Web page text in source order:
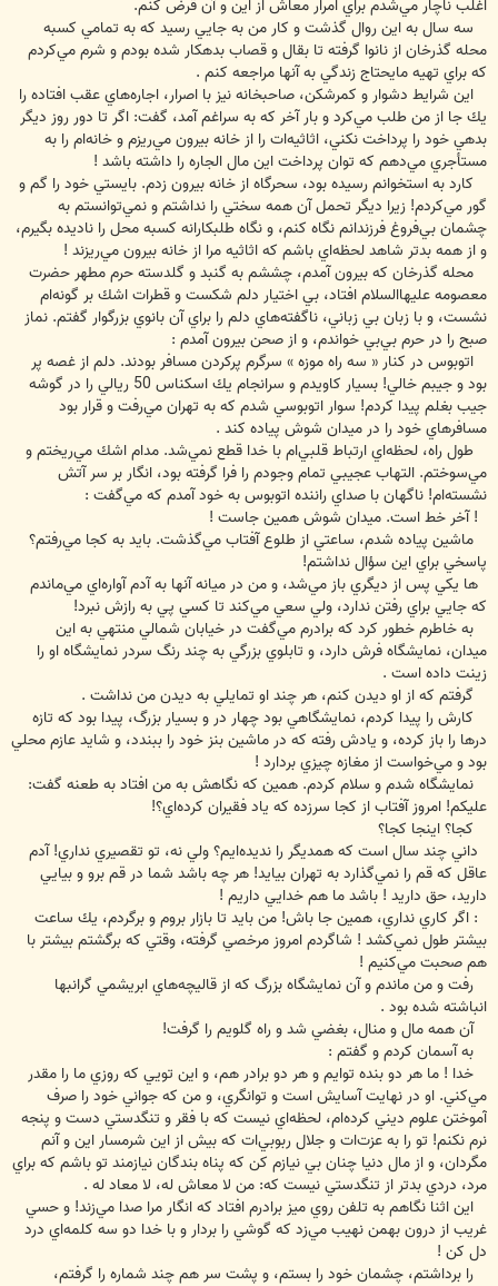
اغلب ناچار مي‌شدم براي امرار معاش از اين و آن قرض كنم.
سه سال به اين روال گذشت و كار من به جايي رسيد كه به تمامي كسبه
محله گذرخان از نانوا گرفته تا بقال و قصاب بدهكار شده بودم و شرم مي‌كردم
كه براي تهيه مايحتاج زندگي به آنها مراجعه كنم .
اين شرايط دشوار و كمرشكن، صاحبخانه نيز با اصرار، اجاره‌هاي عقب افتاده را
يك جا از من طلب مي‌كرد و بار آخر كه به سراغم آمد، گفت: اگر تا دور روز ديگر
بدهي خود را پرداخت نكني، اثاثيه‌ات را از خانه بيرون مي‌ريزم و خانه‌ام را به
مستأجري مي‌دهم كه توان پرداخت اين مال الجاره را داشته باشد !
كارد به استخوانم رسيده بود، سحرگاه از خانه بيرون زدم. بايستي خود را گم و
گور مي‌كردم! زيرا ديگر تحمل آن همه سختي را نداشتم و نمي‌توانستم به
چشمان بي‌فروغ فرزندانم نگاه كنم، و نگاه طلبكارانه كسبه محل را ناديده بگيرم،
و از همه بدتر شاهد لحظه‌اي باشم كه اثاثيه مرا از خانه بيرون مي‌ريزند !
محله گذرخان كه بيرون آمدم، چششم به گنبد و گلدسته حرم مطهر حضرت
معصومه عليها‌السلام افتاد، بي اختيار دلم شكست و قطرات اشك بر گونه‌ام
نشست، و با زبان بي زباني، ناگفته‌هاي دلم را براي آن بانوي بزرگوار گفتم. نماز
صبح را در حرم بي‌بي خواندم، و از صحن بيرون آمدم :
اتوبوس در كنار « سه راه موزه » سرگرم پركردن مسافر بودند. دلم از غصه پر
بود و جيبم خالي! بسيار كاويدم و سرانجام يك اسكناس 50 ريالي را در گوشه
جيب بغلم پيدا كردم! سوار اتوبوسي شدم كه به تهران مي‌رفت و قرار بود
مسافرهاي خود را در ميدان شوش پياده كند .
طول راه، لحظه‌اي ارتباط قلبي‌ام با خدا قطع نمي‌شد. مدام اشك مي‌ريختم و
مي‌سوختم. التهاب عجيبي تمام وجودم را فرا گرفته بود، انگار بر سر آتش
نشسته‌ام! ناگهان با صداي راننده اتوبوس به خود آمدم كه مي‌گفت :
! آخر خط است. ميدان شوش همين جاست !
ماشين پياده شدم، ساعتي از طلوع آفتاب مي‌گذشت. بايد به كجا مي‌رفتم؟
پاسخي براي اين سؤال نداشتم!
‌ها يكي پس از ديگري باز مي‌شد، و من در ميانه آنها به آدم آواره‌اي مي‌ماندم
كه جايي براي رفتن ندارد، ولي سعي مي‌كند تا كسي پي به رازش نبرد!
به خاطرم خطور كرد كه برادرم مي‌گفت در خيابان شمالي منتهي به اين
ميدان، نمايشگاه فرش دارد، و تابلوي بزرگي به چند رنگ سردر نمايشگاه او را
زينت داده است .
گرفتم كه از او ديدن كنم، هر چند او تمايلي به ديدن من نداشت .
كارش را پيدا كردم، نمايشگاهي بود چهار در و بسيار بزرگ، پيدا بود كه تازه
درها را باز كرده، و يادش رفته كه در ماشين بنز خود را ببندد، و شايد عازم محلي
بود و مي‌خواست از مغازه چيزي بردارد !
نمايشگاه شدم و سلام كردم. همين كه نگاهش به من افتاد به طعنه گفت:
عليكم! امروز آفتاب از كجا سرزده كه ياد فقيران كرده‌اي؟!
كجا؟ اينجا كجا؟
‌داني چند سال است كه همديگر را نديده‌ايم؟ ولي نه، تو تقصيري نداري! آدم
عاقل كه قم را نمي‌گذارد به تهران بيايد! هر چه باشد شما در قم برو و بيايي
داريد، حق داريد ! باشد ما هم خدايي داريم !
: اگر كاري نداري، همين جا باش! من بايد تا بازار بروم و برگردم، يك ساعت
بيشتر طول نمي‌كشد ! شاگردم امروز مرخصي گرفته، وقتي كه برگشتم بيشتر با
هم صحبت مي‌كنيم !
رفت و من ماندم و آن نمايشگاه بزرگ كه از قاليچه‌هاي ابريشمي گرانبها
انباشته شده بود .
آن همه مال و منال، بغضي شد و راه گلويم را گرفت!
به آسمان كردم و گفتم :
خدا ! ما هر دو بنده توايم و هر دو برادر هم، و اين تويي كه روزي ما را مقدر
مي‌كني. او در نهايت آسايش است و توانگري، و من كه جواني خود را صرف
آموختن علوم ديني كرده‌ام، لحظه‌اي نيست كه با فقر و تنگدستي دست و پنجه
نرم نكنم! تو را به عزت‌ات و جلال ربوبي‌ات كه بيش از اين شرمسار اين و آنم
مگردان، و از مال دنيا چنان بي نيازم كن كه پناه بندگان نيازمند تو باشم كه براي
مرد، دردي بدتر از تنگدستي نيست كه: من لا معاش له، لا معاد له .
اين اثنا نگاهم به تلفن روي ميز برادرم افتاد كه انگار مرا صدا مي‌زند! و حسي
غريب از درون بهمن نهيب مي‌زد كه گوشي را بردار و با خدا دو سه كلمه‌اي درد
دل كن !
را برداشتم، چشمان خود را بستم، و پشت سر هم چند شماره را گرفتم،